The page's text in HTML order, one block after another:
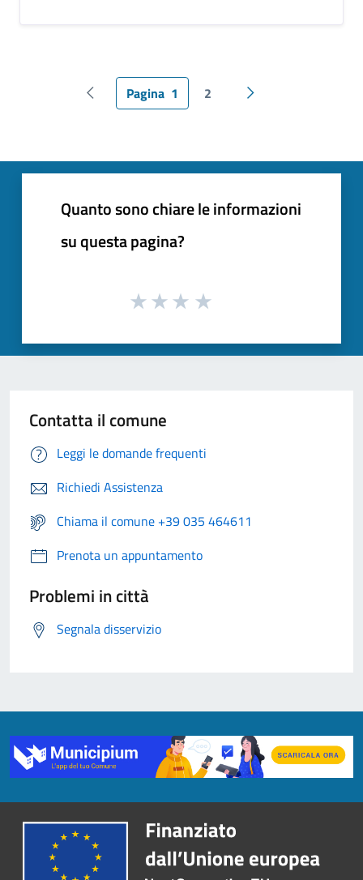
Pagina precedente
Pagina 1 2 Pagina successiva
Quanto sono chiare le informazioni
su questa pagina?
Contatta il comune
Leggi le domande frequenti
Richiedi Assistenza
Chiama il comune +39 035 464611
Prenota un appuntamento
Problemi in città
Segnala disservizio